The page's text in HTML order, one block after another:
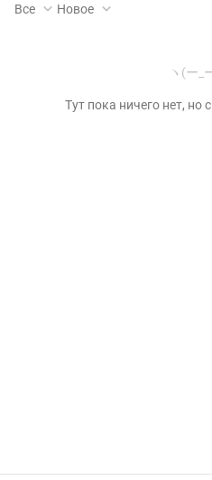
Все Новое
ヽ(ー_
Тут пока ничего нет, но